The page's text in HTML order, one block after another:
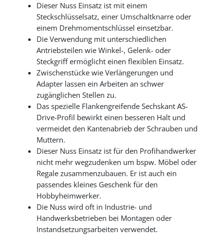
Dieser Nuss Einsatz ist mit einem
Steckschlüsselsatz, einer Umschaltknarre oder
einem Drehmomentschlüssel einsetzbar.
Die Verwendung mit unterschiedlichen
Antriebsteilen wie Winkel-, Gelenk- oder
Steckgriff ermöglicht einen flexiblen Einsatz.
Zwischenstücke wie Verlängerungen und
Adapter lassen ein Arbeiten an schwer
zugänglichen Stellen zu.
Das spezielle Flankengreifende Sechskant AS-
Drive-Profil bewirkt einen besseren Halt und
vermeidet den Kantenabrieb der Schrauben und
Muttern.
Dieser Nuss Einsatz ist für den Profihandwerker
nicht mehr wegzudenken um bspw. Möbel oder
Regale zusammenzubauen. Er ist auch ein
passendes kleines Geschenk für den
Hobbyheimwerker.
Die Nuss wird oft in Industrie- und
Handwerksbetrieben bei Montagen oder
Instandsetzungsarbeiten verwendet.